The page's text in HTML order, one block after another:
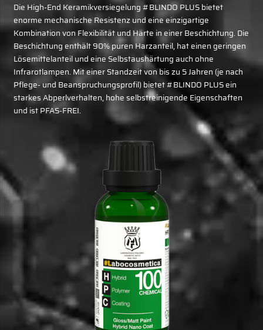
Die High-End Keramikversiegelung #BLINDO PLUS bietet
enorme mechanische Resistenz und eine einzigartige
Kombination von Flexibilität und Härte in einer Beschichtung. Die
Beschichtung enthält 90% puren Harzanteil, hat einen geringen
Lösemittelanteil und eine Selbstaushärtung auch ohne
Infrarotlampen. Mit einer Standzeit von bis zu 5 Jahren (je nach
Pflege- und Beanspruchungsprofil) bietet #BLINDO PLUS ein
starkes Abperlverhalten, hohe selbstreinigende Eigenschaften
und ist PFAS-FREI.